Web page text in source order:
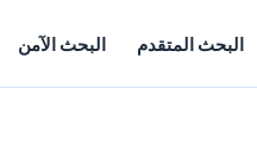
البحث المتقدم البحث الآمن